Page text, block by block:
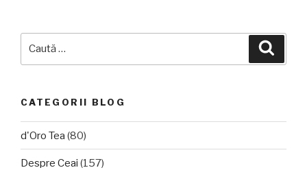
CATEGORII BLOG
d'Oro Tea (80)
Despre Ceai (157)